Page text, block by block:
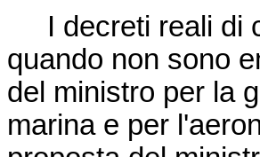
I decreti reali di
quando non sono
del ministro per la
marina e per